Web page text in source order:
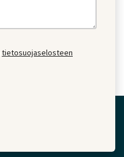
tietosuojaselosteen